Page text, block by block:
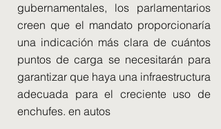
gubernamentales, los parlamentarios
creen que el mandato proporcionaría
una indicación más clara de cuántos
puntos de carga se necesitarán para
garantizar que haya una infraestructura
adecuada para el creciente uso de
enchufes. en autos